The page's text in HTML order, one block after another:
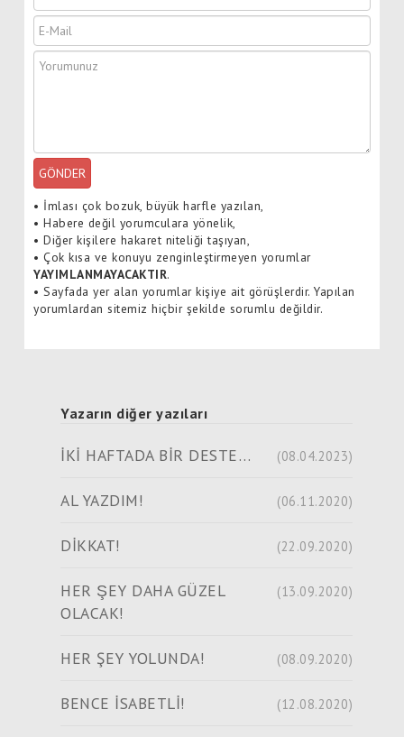
GÖNDER
• İmlası çok bozuk, büyük harfle yazılan,
• Habere değil yorumculara yönelik,
• Diğer kişilere hakaret niteliği taşıyan,
• Çok kısa ve konuyu zenginleştirmeyen yorumlar
YAYIMLANMAYACAKTIR.
• Sayfada yer alan yorumlar kişiye ait görüşlerdir. Yapılan
yorumlardan sitemiz hiçbir şekilde sorumlu değildir.
Yazarın diğer yazıları
İKİ HAFTADA BİR DESTE… (08.04.2023)
AL YAZDIM! (06.11.2020)
DİKKAT! (22.09.2020)
HER ŞEY DAHA GÜZEL
OLACAK!
(13.09.2020)
HER ŞEY YOLUNDA! (08.09.2020)
BENCE İSABETLİ! (12.08.2020)